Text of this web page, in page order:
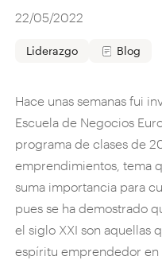
22/05/2022
Liderazgo Blog
Hace unas semanas fui
Escuela de Negocios
programa de clases de
emprendimientos, tema
suma importancia para
pues se ha demostrado
el siglo XXI son aquellas
espíritu emprendedor